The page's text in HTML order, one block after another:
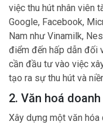
việc thu hút nhân viên
Google, Facebook,
Nam như Vinamilk,
điểm đến hấp dẫn đối
cần đầu tư vào việc
tạo ra sự thu hút và
2. Văn hoá
Xây dựng một văn hóa